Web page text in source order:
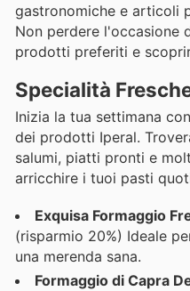
gastronomiche e articoli
Non perdere l'occasione
prodotti preferiti e
Specialità
Inizia la tua settimana
dei prodotti Iperal.
salumi, piatti pronti e
arricchire i tuoi pasti
Exquisa Formaggio
(risparmio 20%) Ideale
una merenda sana.
Formaggio di Capra